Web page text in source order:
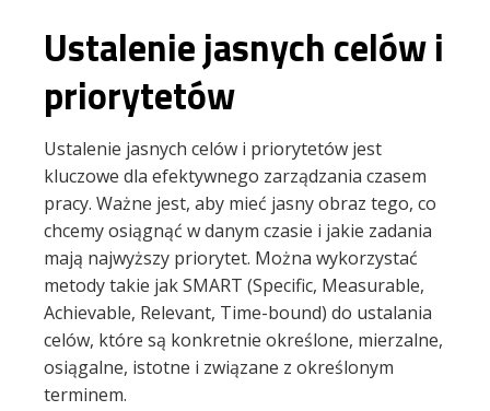
Ustalenie jasnych celów i
priorytetów
Ustalenie jasnych celów i priorytetów jest
kluczowe dla efektywnego zarządzania czasem
pracy. Ważne jest, aby mieć jasny obraz tego, co
chcemy osiągnąć w danym czasie i jakie zadania
mają najwyższy priorytet. Można wykorzystać
metody takie jak SMART (Specific, Measurable,
Achievable, Relevant, Time-bound) do ustalania
celów, które są konkretnie określone, mierzalne,
osiągalne, istotne i związane z określonym
terminem.